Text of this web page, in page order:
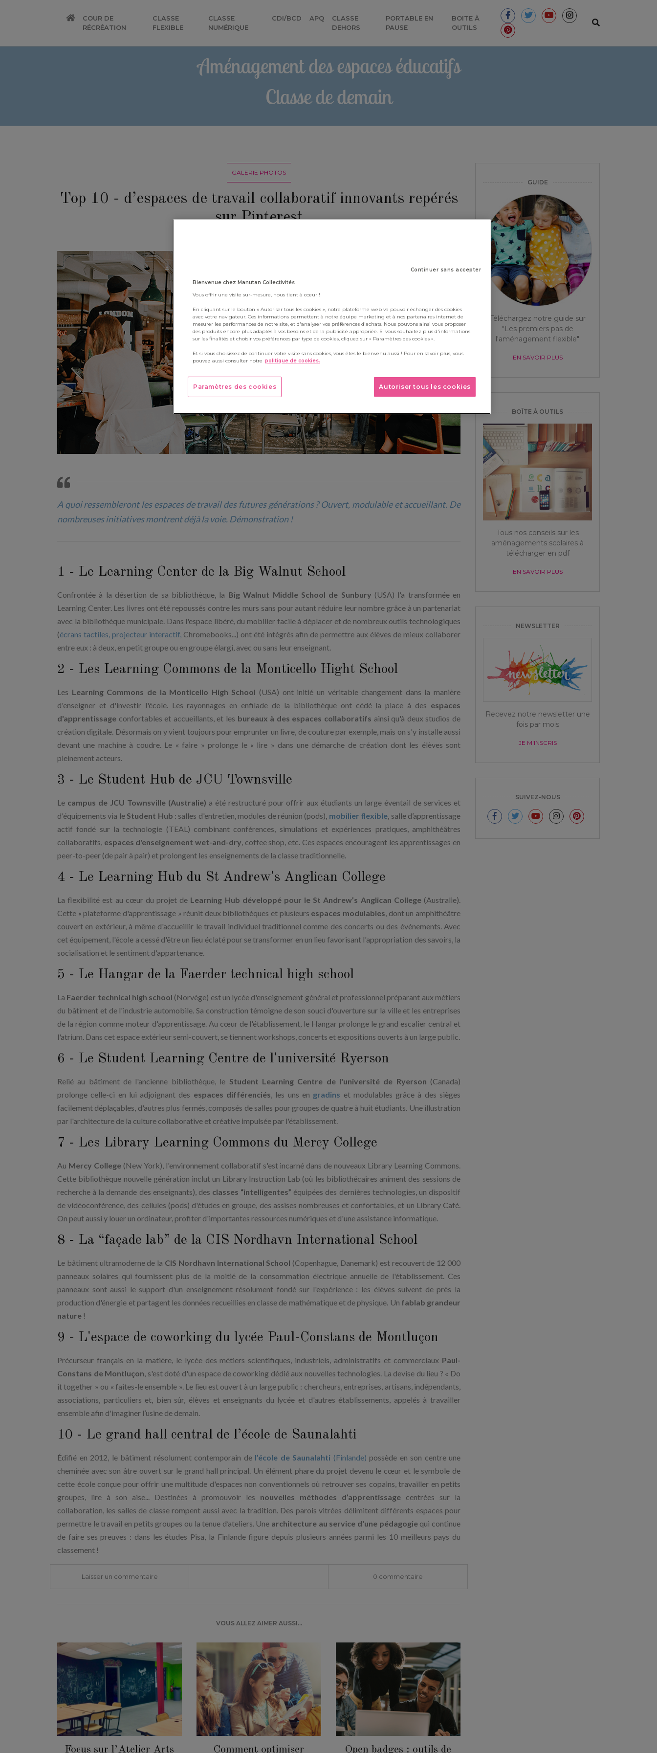
COUR DE
RÉCRÉATION
CLASSE
FLEXIBLE
CLASSE
NUMÉRIQUE
CDI/BCD APQ
CLASSE
DEHORS
PORTABLE EN
PAUSE
BOITE À
OUTILS
Aménagement des espaces éducatifs
Classe de demain
GALERIE PHOTOS
Top 10 - d’espaces de travail collaboratif innovants repérés
sur Pinterest
A quoi ressembleront les espaces de travail des futures générations ? Ouvert, modulable et accueillant. De
nombreuses initiatives montrent déjà la voie. Démonstration !
1 - Le Learning Center de la Big Walnut School
Confrontée à la désertion de sa bibliothèque, la Big Walnut Middle School de Sunbury (USA) l'a transformée en
Learning Center. Les livres ont été repoussés contre les murs sans pour autant réduire leur nombre grâce à un partenariat
avec la bibliothèque municipale. Dans l'espace libéré, du mobilier facile à déplacer et de nombreux outils technologiques
(écrans tactiles, projecteur interactif,Chromebooks...) ont été intégrés afin de permettre aux élèves de mieux collaborer
entre eux : à deux, en petit groupe ou en groupe élargi, avec ou sans leur enseignant.
2 - Les Learning Commons de la Monticello Hight School
Les Learning Commons de la Monticello High School (USA) ont initié un véritable changement dans la manière
d'enseigner et d'investir l'école. Les rayonnages en enfilade de la bibliothèque ont cédé la place à des espaces
d'apprentissage confortables et accueillants, et les bureaux à des espaces collaboratifs ainsi qu'à deux studios de
création digitale. Désormais on y vient toujours pour emprunter un livre, de couture par exemple, mais on s'y installe aussi
devant une machine à coudre. Le « faire » prolonge le « lire » dans une démarche de création dont les élèves sont
pleinement acteurs.
3 - Le Student Hub de JCU Townsville
Le campus de JCU Townsville (Australie) a été restructuré pour offrir aux étudiants un large éventail de services et
d'équipements via le Student Hub : salles d'entretien, modules de réunion (pods), mobilier flexible, salle d’apprentissage
actif fondé sur la technologie (TEAL) combinant conférences, simulations et expériences pratiques, amphithéâtres
collaboratifs, espaces d'enseignement wet-and-dry, coffee shop, etc. Ces espaces encouragent les apprentissages en
peer-to-peer (de pair à pair) et prolongent les enseignements de la classe traditionnelle.
4 - Le Learning Hub du St Andrew's Anglican College
La flexibilité est au cœur du projet de Learning Hub développé pour le St Andrew’s Anglican College (Australie).
Cette « plateforme d'apprentissage » réunit deux bibliothèques et plusieurs espaces modulables, dont un amphithéâtre
couvert en extérieur, à même d'accueillir le travail individuel traditionnel comme des concerts ou des événements. Avec
cet équipement, l'école a cessé d'être un lieu éclaté pour se transformer en un lieu favorisant l'appropriation des savoirs, la
socialisation et le sentiment d'appartenance.
5 - Le Hangar de la Faerder technical high school
La Faerder technical high school (Norvège) est un lycée d'enseignement général et professionnel préparant aux métiers
du bâtiment et de l'industrie automobile. Sa construction témoigne de son souci d'ouverture sur la ville et les entreprises
de la région comme moteur d'apprentissage. Au cœur de l'établissement, le Hangar prolonge le grand escalier central et
l'atrium. Dans cet espace extérieur semi-couvert, se tiennent workshops, concerts et expositions ouverts à un large public.
6 - Le Student Learning Centre de l'université Ryerson
Relié au bâtiment de l'ancienne bibliothèque, le Student Learning Centre de l'université de Ryerson (Canada)
prolonge celle-ci en lui adjoignant des espaces différenciés, les uns en gradins et modulables grâce à des sièges
facilement déplaçables, d'autres plus fermés, composés de salles pour groupes de quatre à huit étudiants. Une illustration
par l'architecture de la culture collaborative et créative impulsée par l'établissement.
7 - Les Library Learning Commons du Mercy College
Au Mercy College(New York), l'environnement collaboratif s'est incarné dans de nouveaux Library Learning Commons.
Cette bibliothèque nouvelle génération inclut un Library Instruction Lab (où les bibliothécaires animent des sessions de
recherche à la demande des enseignants), des classes “intelligentes” équipées des dernières technologies, un dispositif
de vidéoconférence, des cellules (pods) d'études en groupe, des assises nombreuses et confortables, et un Library Café.
On peut aussi y louer un ordinateur, profiter d'importantes ressources numériques et d'une assistance informatique.
8 - La “façade lab” de la CIS Nordhavn International School
Le bâtiment ultramoderne de la CIS Nordhavn International School (Copenhague, Danemark) est recouvert de 12 000
panneaux solaires qui fournissent plus de la moitié de la consommation électrique annuelle de l'établissement. Ces
panneaux sont aussi le support d'un enseignement résolument fondé sur l'expérience : les élèves suivent de près la
production d'énergie et partagent les données recueillies en classe de mathématique et de physique. Un fablab grandeur
nature !
9 - L'espace de coworking du lycée Paul-Constans de Montluçon
Précurseur français en la matière, le lycée des métiers scientifiques, industriels, administratifs et commerciaux Paul-
Constans de Montluçon, s'est doté d'un espace de coworking dédié aux nouvelles technologies. La devise du lieu ? « Do
it together » ou « faites-le ensemble ». Le lieu est ouvert à un large public : chercheurs, entreprises, artisans, indépendants,
associations, particuliers et, bien sûr, élèves et enseignants du lycée et d'autres établissements, appelés à travailler
ensemble afin d'imaginer l’usine de demain.
10 - Le grand hall central de l’école de Saunalahti
Édifié en 2012, le bâtiment résolument contemporain de l’école de Saunalahti (Finlande) possède en son centre une
cheminée avec son âtre ouvert sur le grand hall principal. Un élément phare du projet devenu le cœur et le symbole de
cette école conçue pour offrir une multitude d'espaces non conventionnels où retrouver ses copains, travailler en petits
groupes, lire à son aise... Destinées à promouvoir les nouvelles méthodes d’apprentissage centrées sur la
collaboration, les salles de classe rompent aussi avec la tradition. Des parois vitrées délimitent différents espaces pour
permettre le travail en petits groupes ou la tenue d’ateliers. Une architecture au service d'une pédagogiequi continue
de faire ses preuves : dans les études Pisa, la Finlande figure depuis plusieurs années parmi les 10 meilleurs pays du
classement !
Laisser un commentaire 0 commentaire
VOUS ALLEZ AIMER AUSSI...
Focus sur l’Atelier Arts Comment optimiser Open badges : outils de
GUIDE
Téléchargez notre guide sur
"Les premiers pas de
l'aménagement flexible"
EN SAVOIR PLUS
BOÎTE À OUTILS
Tous nos conseils sur les
aménagements scolaires à
télécharger en pdf
EN SAVOIR PLUS
NEWSLETTER
Recevez notre newsletter une
fois par mois
JE M'INSCRIS
SUIVEZ-NOUS
Continuer sans accepter
Bienvenue chez Manutan Collectivités
Vous offrir une visite sur-mesure, nous tient à cœur !
En cliquant sur le bouton « Autoriser tous les cookies », notre plateforme web va pouvoir échanger des cookies
avec votre navigateur. Ces informations permettent à notre équipe marketing et à nos partenaires internet de
mesurer les performances de notre site, et d'analyser vos préférences d'achats. Nous pouvons ainsi vous proposer
des produits encore plus adaptés à vos besoins et de la publicité appropriée. Si vous souhaitez plus d'informations
sur les finalités et choisir vos préférences par type de cookies, cliquez sur « Paramètres des cookies ».
Et si vous choisissez de continuer votre visite sans cookies, vous êtes le bienvenu aussi ! Pour en savoir plus, vous
pouvez aussi consulter notre politique de cookies.
Autoriser tous les cookies
Paramètres des cookies